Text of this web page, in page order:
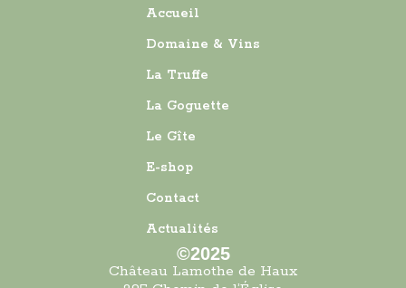
©2025
Château Lamothe de Haux
Accueil
Domaine & Vins
La Truffe
La Goguette
Le Gîte
E-shop
Contact
Actualités